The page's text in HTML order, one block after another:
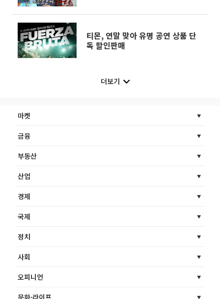
티몬, 연말 맞아 유명 공연 상품 단
독 할인판매
더보기
마켓
금융
부동산
산업
경제
국제
정치
사회
오피니언
문화·라이프